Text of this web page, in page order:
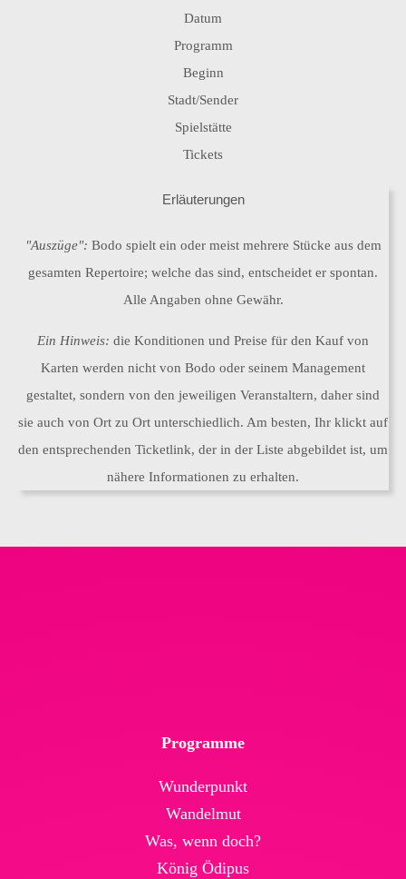
Datum
Programm
Beginn
Stadt/Sender
Spielstätte
Tickets
Erläuterungen
"Auszüge": Bodo spielt ein oder meist mehrere Stücke aus dem
gesamten Repertoire; welche das sind, entscheidet er spontan.
Alle Angaben ohne Gewähr.
Ein Hinweis: die Konditionen und Preise für den Kauf von
Karten werden nicht von Bodo oder seinem Management
gestaltet, sondern von den jeweiligen Veranstaltern, daher sind
sie auch von Ort zu Ort unterschiedlich. Am besten, Ihr klickt auf
den entsprechenden Ticketlink, der in der Liste abgebildet ist, um
nähere Informationen zu erhalten.
Programme
Wunderpunkt
Wandelmut
Was, wenn doch?
König Ödipus